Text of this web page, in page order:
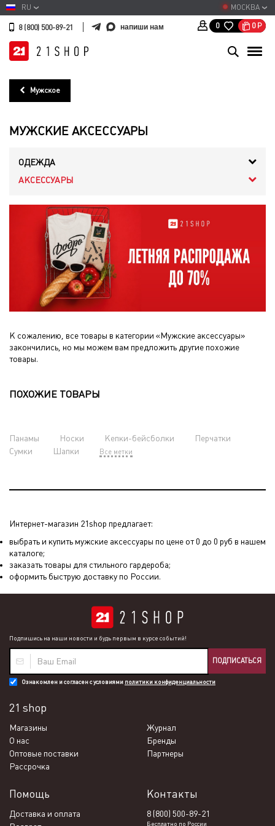
МОСКВА
RU
8 (800) 500-89-21 напиши нам 0 0 Р
Мужское
МУЖСКИЕ АКСЕССУАРЫ
ОДЕЖДА
АКСЕССУАРЫ
К сожалению, все товары в категории «Мужские аксессуары»
закончились, но мы можем вам предложить другие похожие
товары.
ПОХОЖИЕ ТОВАРЫ
Панамы Носки Кепки-бейсболки
Перчатки
Сумки
Шапки Все метки
Интернет-магазин 21shop предлагает:
выбрать и купить мужские аксессуары по цене от 0 до 0 руб в нашем
каталоге;
заказать товары для стильного гардероба;
оформить быструю доставку по России.
Подпишись на наши новости и будь первым в курсе событий!
ПОДПИСАТЬСЯ
Ознакомлен и согласен с условиями политики конфиденциальности
21 shop
Магазины
Журнал
О нас
Бренды
Оптовые поставки
Партнеры
Рассрочка
Помощь
Доставка и оплата
Контакты
8 (800) 500-89-21
Бесплатно по России